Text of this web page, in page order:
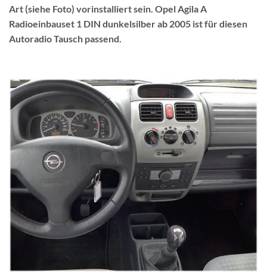
Art (siehe Foto) vorinstalliert sein. Opel Agila A
Radioeinbauset 1 DIN dunkelsilber ab 2005 ist für diesen
Autoradio Tausch passend.